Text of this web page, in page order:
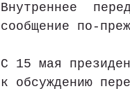
Внутреннее
сообщение по-
С 15 мая
к обсуждению